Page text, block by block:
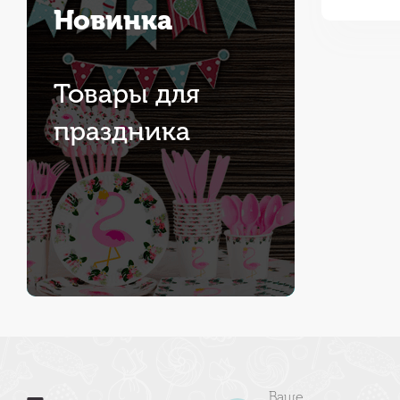
Новинка
Товары для
праздника